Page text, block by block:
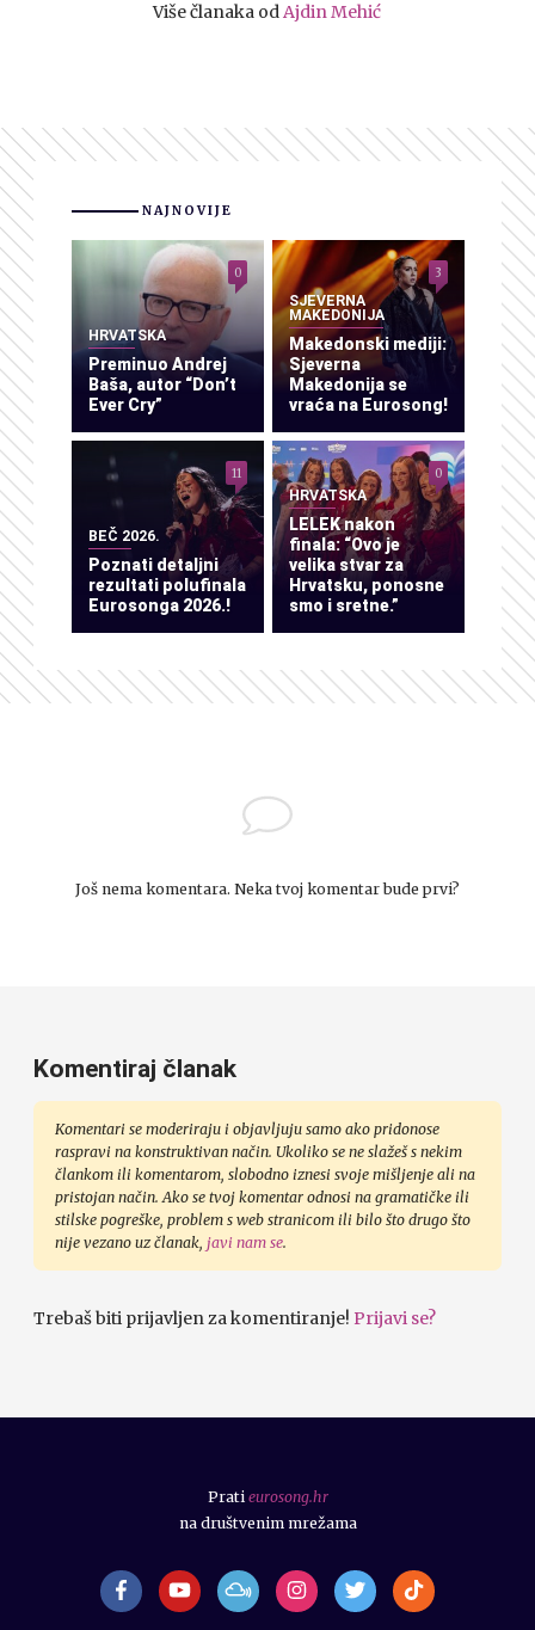
Više članaka odAjdin Mehić
NAJNOVIJE
HRVATSKA
Preminuo Andrej
Baša, autor “Don’t
Ever Cry”
0
SJEVERNA
MAKEDONIJA
Makedonski mediji:
Sjeverna
Makedonija se
vraća na Eurosong!
3
BEČ 2026.
Poznati detaljni
rezultati polufinala
Eurosonga 2026.!
11
HRVATSKA
LELEK nakon
finala: “Ovo je
velika stvar za
Hrvatsku, ponosne
smo i sretne.”
0
Još nema komentara. Neka tvoj komentar bude prvi?
Komentiraj članak
Komentari se moderiraju i objavljuju samo ako pridonose
raspravi na konstruktivan način. Ukoliko se ne slažeš s nekim
člankom ili komentarom, slobodno iznesi svoje mišljenje ali na
pristojan način. Ako se tvoj komentar odnosi na gramatičke ili
stilske pogreške, problem s web stranicom ili bilo što drugo što
nije vezano uz članak, javi nam se.
Trebaš biti prijavljen za komentiranje! Prijavi se?
Prati eurosong.hr
na društvenim mrežama